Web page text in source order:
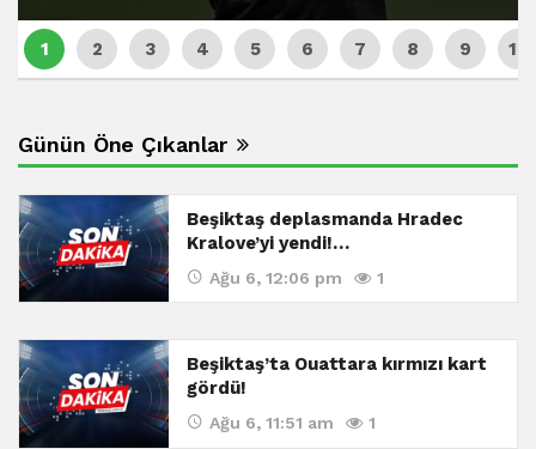
Günün Öne Çıkanlar
Beşiktaş deplasmanda Hradec
Kralove’yi yendi!…
Ağu 6, 12:06 pm 1
Beşiktaş’ta Ouattara kırmızı kart
gördü!
Ağu 6, 11:51 am 1